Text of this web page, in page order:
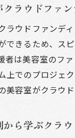
クラウドファ
ラウドファンデ
できるため、ス
者は美容室のフ
上でのプロジェ
美容室がクラウ
から学ぶクラ